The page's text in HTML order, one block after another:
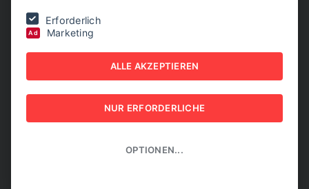
Zweitägiger Lotsenstreik stört Luftfahrt massiv
FRANKREICH:
ZWEITÄGIGER
LOTSENSTREIK STÖRT
LUFTFAHRT MASSIV
Erforderlich
Ad Marketing
ALLE AKZEPTIEREN
NUR ERFORDERLICHE
OPTIONEN...